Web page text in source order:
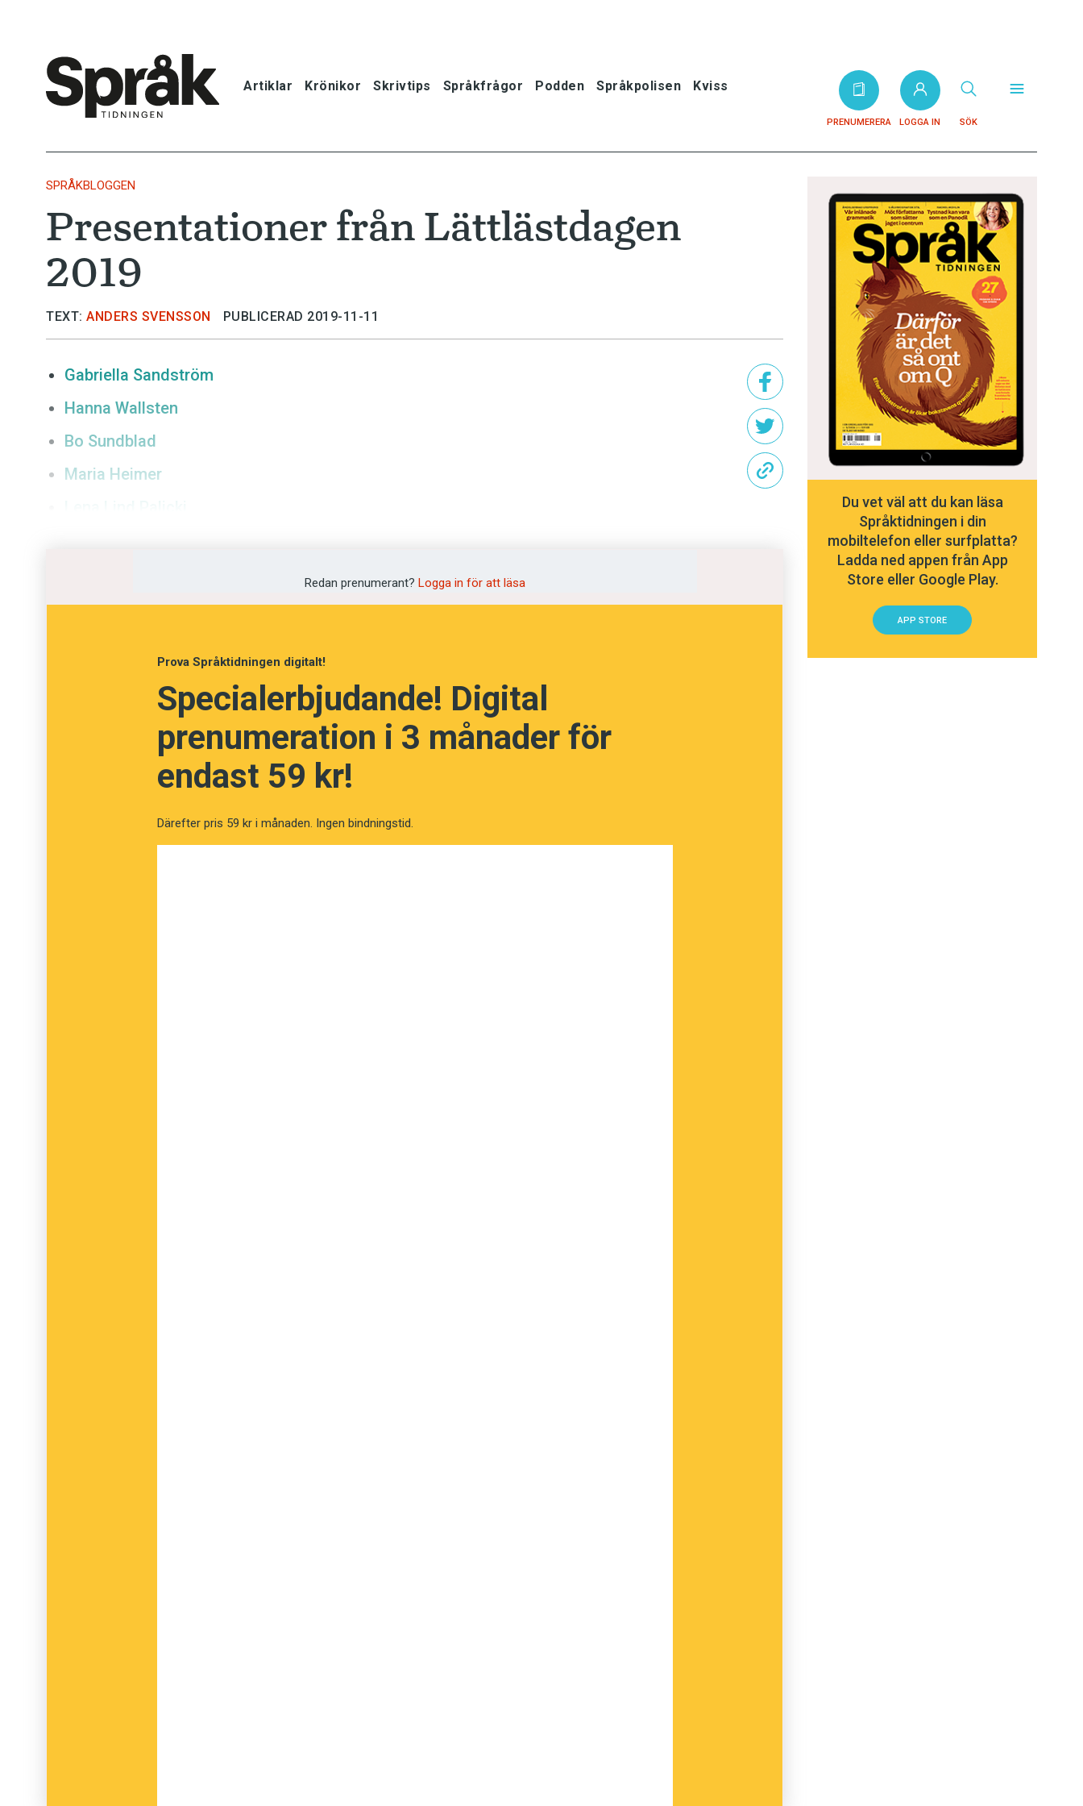
Artiklar Krönikor Skrivtips Språkfrågor Podden Språkpolisen Kviss
PRENUMERERA LOGGA IN SÖK
Krönikor
Skrivtips
Annonsera
Läs Språktidningen digitalt
Press
SPRÅKBLOGGEN
Presentationer från Lättlästdagen
2019
TEXT: ANDERS SVENSSON PUBLICERAD 2019-11-11
Gabriella Sandström
Hanna Wallsten
Bo Sundblad
Maria Heimer
Redan prenumerant? Logga in för att läsa
Prova Språktidningen digitalt!
Specialerbjudande! Digital
prenumeration i 3 månader för
endast 59 kr!
Därefter pris 59 kr i månaden. Ingen bindningstid.
Du vet väl att du kan läsa
Språktidningen i din
mobiltelefon eller surfplatta?
Ladda ned appen från App
Store eller Google Play.
APP STORE